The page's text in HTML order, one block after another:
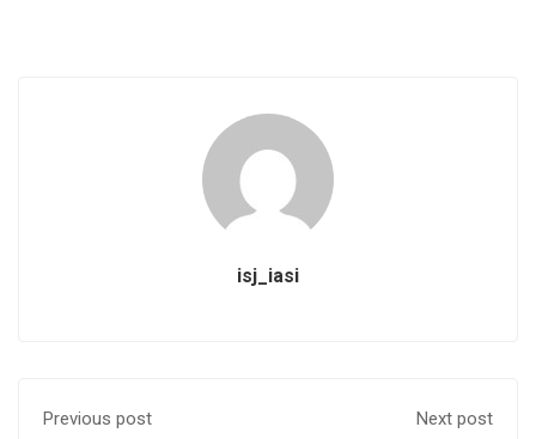
isj_iasi
Previous post Next post